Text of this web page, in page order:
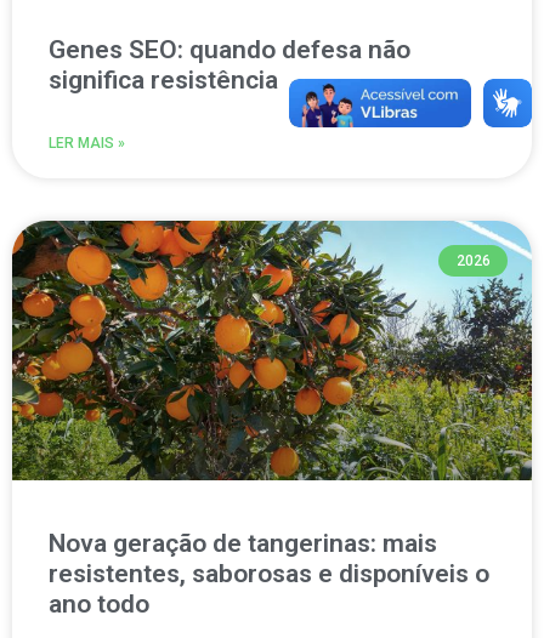
Genes SEO: quando defesa não
significa resistência
LER MAIS »
2026
Nova geração de tangerinas: mais
resistentes, saborosas e disponíveis o
ano todo